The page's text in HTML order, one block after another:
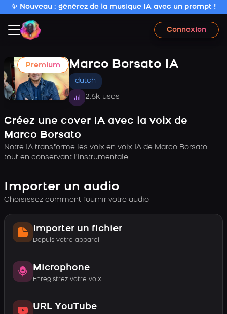
✨ Nouveau : générez de la musique IA avec un prompt !
Connexion
Premium Marco Borsato IA
dutch
2.6k uses
Créez une cover IA avec la voix de
Marco Borsato
Notre IA transforme les voix en voix IA de Marco Borsato
tout en conservant l’instrumentale.
Importer un audio
Choisissez comment fournir votre audio
Importer un fichier
Depuis votre appareil
Microphone
Enregistrez votre voix
URL YouTube